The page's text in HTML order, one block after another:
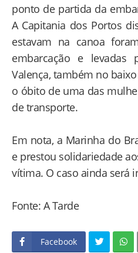
ponto de partida da
A Capitania dos Portos
estavam na canoa
embarcação e levadas
Valença, também no
o óbito de uma das
de transporte.
Em nota, a Marinha do
e prestou solidariedade
vítima. O caso ainda será
Fonte: A Tarde
Facebook